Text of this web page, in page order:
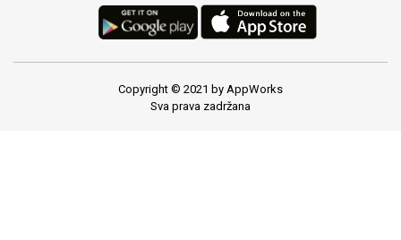
Copyright © 2021 by AppWorks
Sva prava zadržana